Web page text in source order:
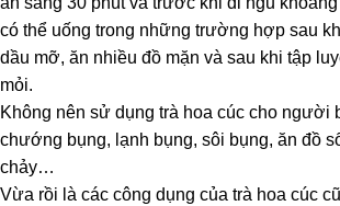
có thể uống trong những trường hợp sau
dầu mỡ, ăn nhiều đồ mặn và sau khi tập
mỏi.
Không nên sử dụng trà hoa cúc cho người
chướng bụng, lạnh bụng, sôi bụng, ăn đồ
chảy…
Vừa rồi là các công dụng của trà hoa cúc